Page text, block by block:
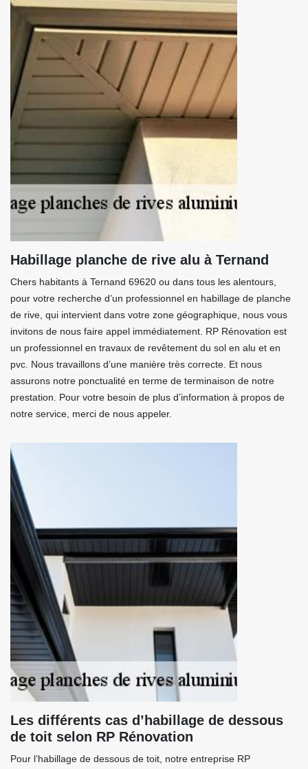
Habillage planche de rive alu à Ternand
Chers habitants à Ternand 69620 ou dans tous les alentours,
pour votre recherche d’un professionnel en habillage de planche
de rive, qui intervient dans votre zone géographique, nous vous
invitons de nous faire appel immédiatement. RP Rénovation est
un professionnel en travaux de revêtement du sol en alu et en
pvc. Nous travaillons d’une manière très correcte. Et nous
assurons notre ponctualité en terme de terminaison de notre
prestation. Pour votre besoin de plus d’information à propos de
notre service, merci de nous appeler.
Les différents cas d’habillage de dessous
de toit selon RP Rénovation
Pour l’habillage de dessous de toit, notre entreprise RP